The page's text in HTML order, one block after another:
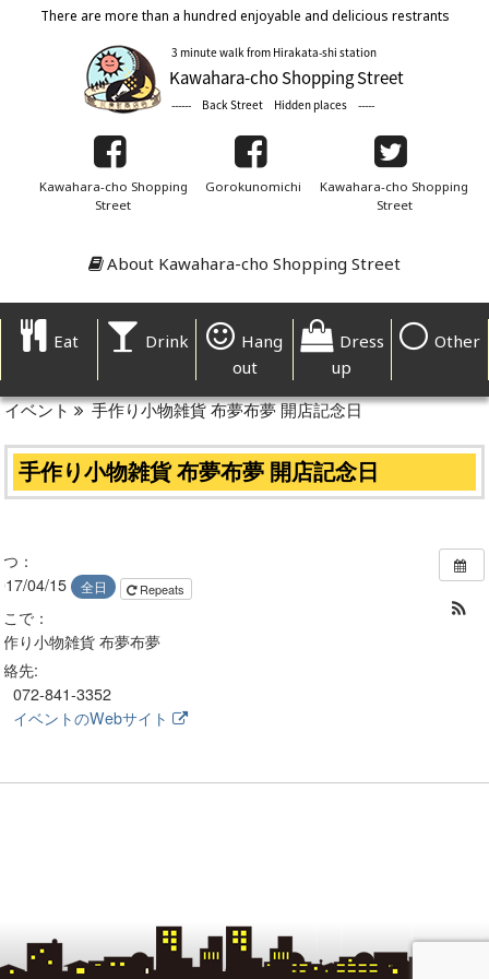
There are more than a hundred enjoyable and delicious restrants
Kawahara-cho Shopping
Street
Gorokunomichi
Kawahara-cho Shopping
Street
About Kawahara-cho Shopping Street
Eat Drink
Hang
out
Dress
up
Other
イベント 手作り小物雑貨 布夢布夢 開店記念日
手作り小物雑貨 布夢布夢 開店記念日
：
04/15 全日 Repeats
で：
作り小物雑貨 布夢布夢
先:
072-841-3352
イベントのWebサイト